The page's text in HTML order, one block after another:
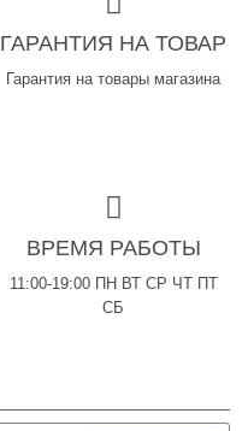
ГАРАНТИЯ НА ТОВАР
Гарантия на товары магазина
ВРЕМЯ РАБОТЫ
11:00-19:00 ПН ВТ СР ЧТ ПТ
СБ